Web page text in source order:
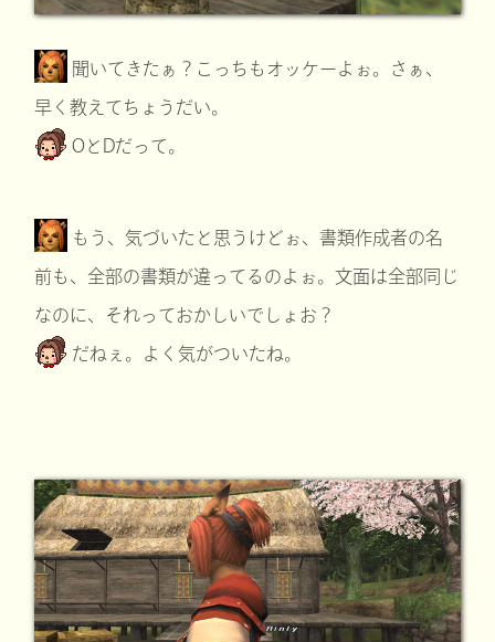
聞いてきたぁ？こっちもオッケーよぉ。さぁ、
早く教えてちょうだい。
OとDだって。
もう、気づいたと思うけどぉ、書類作成者の名
前も、全部の書類が違ってるのよぉ。文面は全部同じ
なのに、それっておかしいでしょお？
だねぇ。よく気がついたね。